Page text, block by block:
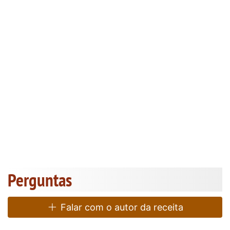
Perguntas
Falar com o autor da receita